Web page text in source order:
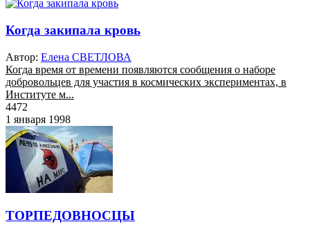
Когда закипала кровь
Автор: Елена СВЕТЛОВА
Когда время от времени появляются сообщения о наборе
добровольцев для участия в космических экспериментах, в
Институте м...
4472
1 января 1998
ТОРПЕДОВНОСЦЫ